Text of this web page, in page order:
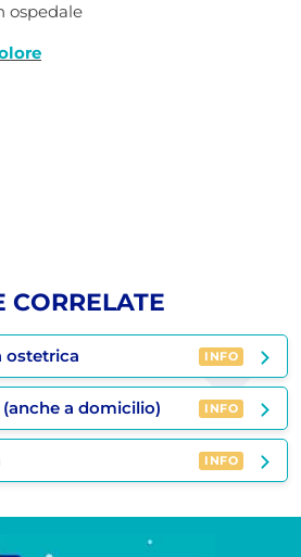
ospedale
CORRELATE
ostetrica INFO
a domicilio) INFO
INFO